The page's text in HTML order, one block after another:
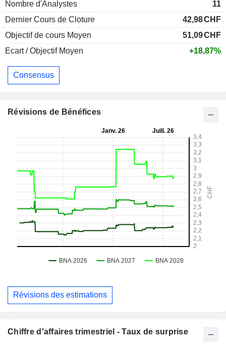
Nombre d'Analystes
11
Dernier Cours de Cloture
42,98CHF
Objectif de cours Moyen
51,09CHF
Ecart / Objectif Moyen
+18,87%
Consensus
Révisions de Bénéfices
Révisions des estimations
Chiffre d'affaires trimestriel - Taux de surprise